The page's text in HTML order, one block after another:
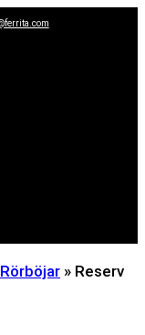
Rörböjar » Reserv